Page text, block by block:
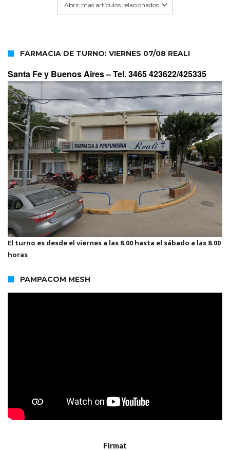
Abrir mas artículos relacionados
FARMACIA DE TURNO: VIERNES 07/08 REALI
Santa Fe y Buenos Aires –Tel. 3465 423622/425335
El turno es desde el viernes a las 8.00 hasta el sábado a las 8.00
horas
PAMPACOM MESH
Firmat